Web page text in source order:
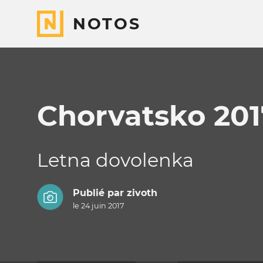
NOTOS
Chorvatsko
Letna dovolenka
Publié par zivoth
le 24 juin 2017